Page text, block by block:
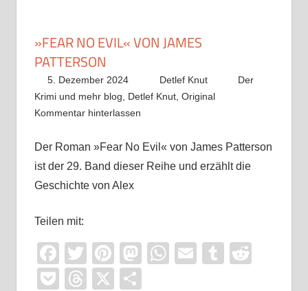
»FEAR NO EVIL« VON JAMES
PATTERSON
5. Dezember 2024 Detlef Knut
Der
Krimi und mehr blog
Detlef Knut, Original
Kommentar hinterlassen
Der Roman »Fear No Evil« von James Patterson
ist der 29. Band dieser Reihe und erzählt die
Geschichte von Alex
Teilen mit:
Facebook
TwitterPinterest
Mastodon
WhatsApp
EmailTumblr
PocketThreads
X